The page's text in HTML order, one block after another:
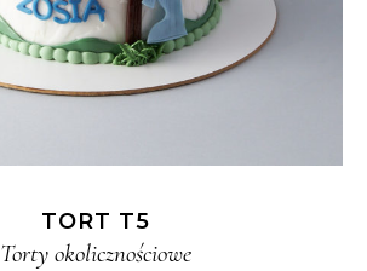
TORT T5
Torty okolicznościowe